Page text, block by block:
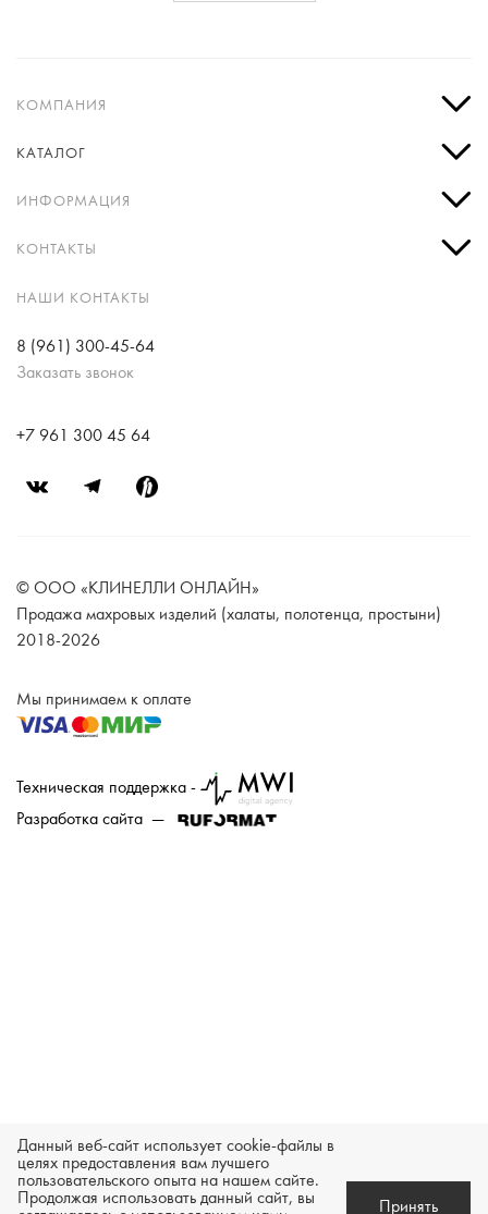
КОМПАНИЯ
КАТАЛОГ
ИНФОРМАЦИЯ
КОНТАКТЫ
НАШИ КОНТАКТЫ
8 (961) 300-45-64
Заказать звонок
+7 961 300 45 64
© ООО «КЛИНЕЛЛИ ОНЛАЙН»
Продажа махровых изделий (халаты, полотенца, простыни)
2018-2026
Мы принимаем к оплате
Техническая поддержка -
Разработка сайта —
Данный веб-сайт использует cookie-файлы в
целях предоставления вам лучшего
пользовательского опыта на нашем сайте.
Продолжая использовать данный сайт, вы
Принять